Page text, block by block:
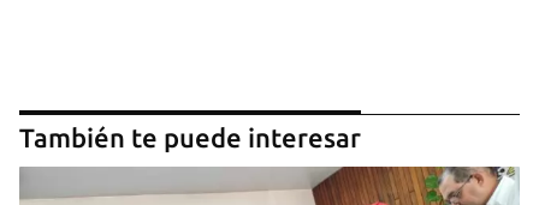
También te puede interesar